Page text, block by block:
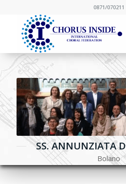
0871/070211
SS. ANNUNZIATA
Bolano